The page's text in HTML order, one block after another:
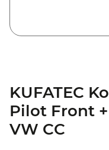
KUFATEC
Pilot Front
VW CC